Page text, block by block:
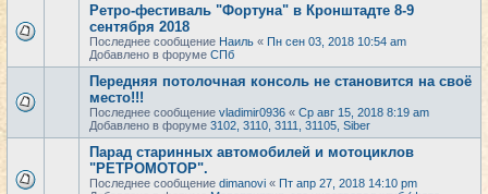
Ретро-фестиваль "Фортуна" в Кронштадте 8-9
сентября 2018
Последнее сообщение Наиль « Пн сен 03, 2018 10:54 am
Добавлено в форуме СПб
Передняя потолочная консоль не становится на своё
место!!!
Последнее сообщение vladimir0936 « Ср авг 15, 2018 8:19 am
Добавлено в форуме 3102, 3110, 3111, 31105, Siber
Парад старинных автомобилей и мотоциклов
"РЕТРОМОТОР".
Последнее сообщение dimanovi « Пт апр 27, 2018 14:10 pm